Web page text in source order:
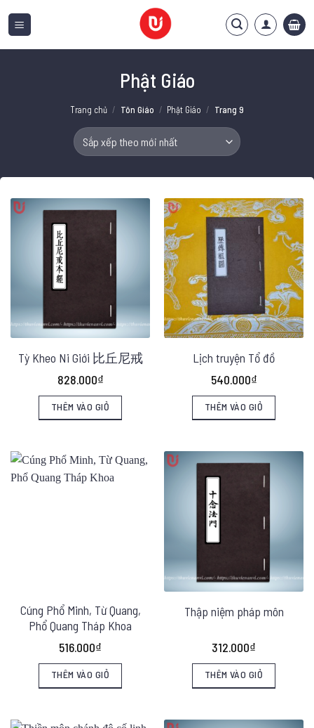
qua
Phật Giáo
Trang chủ / Tôn Giáo / Phật Giáo / Trang 9
Tỳ Kheo Ni Giới 比丘尼戒
828.000₫
THÊM VÀO GIỎ
Lịch truyện Tổ đồ
540.000₫
THÊM VÀO GIỎ
Cúng Phổ Minh, Từ Quang,
Phổ Quang Tháp Khoa
516.000₫
THÊM VÀO GIỎ
Thập niệm pháp môn
312.000₫
THÊM VÀO GIỎ